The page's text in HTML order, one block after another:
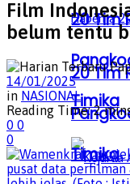
20 Tim
Timika
20 Tim
Timika
Film
belum tentu
14/01/2025
in NASIONAL
Reading Time: 2
0 0
0